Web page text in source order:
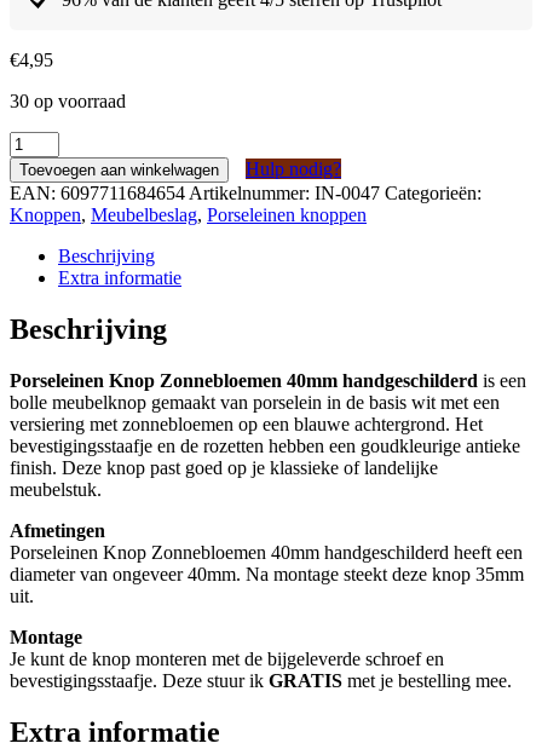
€4,95
30 op voorraad
Porseleinen
Knop
Zonnebloemen
40mm
handgeschilderd
aantal
Toevoegen aan winkelwagen
Hulp nodig?
EAN: 6097711684654 Artikelnummer: IN-0047 Categorieën:
Knoppen, Meubelbeslag, Porseleinen knoppen
Beschrijving
Extra informatie
Beschrijving
Porseleinen Knop Zonnebloemen 40mm handgeschilderd is een
bolle meubelknop gemaakt van porselein in de basis wit met een
versiering met zonnebloemen op een blauwe achtergrond. Het
bevestigingsstaafje en de rozetten hebben een goudkleurige antieke
finish. Deze knop past goed op je klassieke of landelijke
meubelstuk.
Afmetingen
Porseleinen Knop Zonnebloemen 40mm handgeschilderd heeft een
diameter van ongeveer 40mm. Na montage steekt deze knop 35mm
uit.
Montage
Je kunt de knop monteren met de bijgeleverde schroef en
bevestigingsstaafje. Deze stuur ik GRATIS met je bestelling mee.
Extra informatie